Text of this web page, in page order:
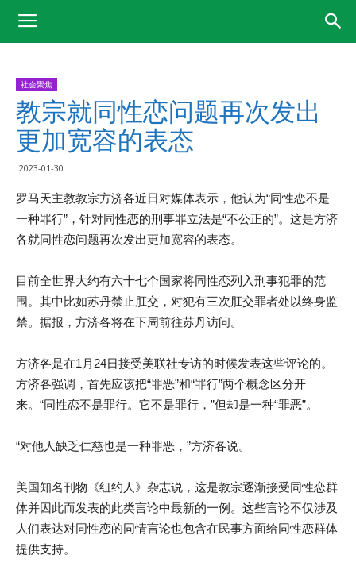
社会聚焦
教宗就同性恋问题再次发出
更加宽容的表态
2023-01-30
罗马天主教教宗方济各近日对媒体表示，他认为“同性恋不是
一种罪行”，针对同性恋的刑事罪立法是“不公正的”。这是方济
各就同性恋问题再次发出更加宽容的表态。
目前全世界大约有六十七个国家将同性恋列入刑事犯罪的范
围。其中比如苏丹禁止肛交，对犯有三次肛交罪者处以终身监
禁。据报，方济各将在下周前往苏丹访问。
方济各是在1月24日接受美联社专访的时候发表这些评论的。
方济各强调，首先应该把“罪恶”和“罪行”两个概念区分开
来。“同性恋不是罪行。它不是罪行，”但却是一种“罪恶”。
“对他人缺乏仁慈也是一种罪恶，”方济各说。
美国知名刊物《纽约人》杂志说，这是教宗逐渐接受同性恋群
体并因此而发表的此类言论中最新的一例。这些言论不仅涉及
人们表达对同性恋的同情言论也包含在民事方面给同性恋群体
提供支持。